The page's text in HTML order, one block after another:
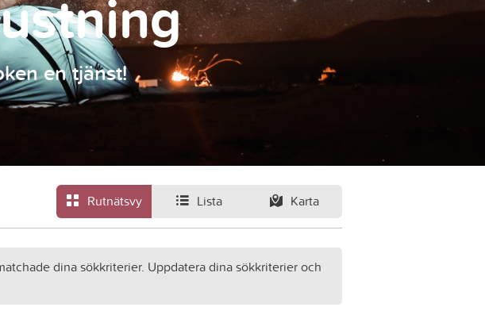
en tjänst!
Rutnätsvy Lista Karta
dina sökkriterier. Uppdatera dina sökkriterier och